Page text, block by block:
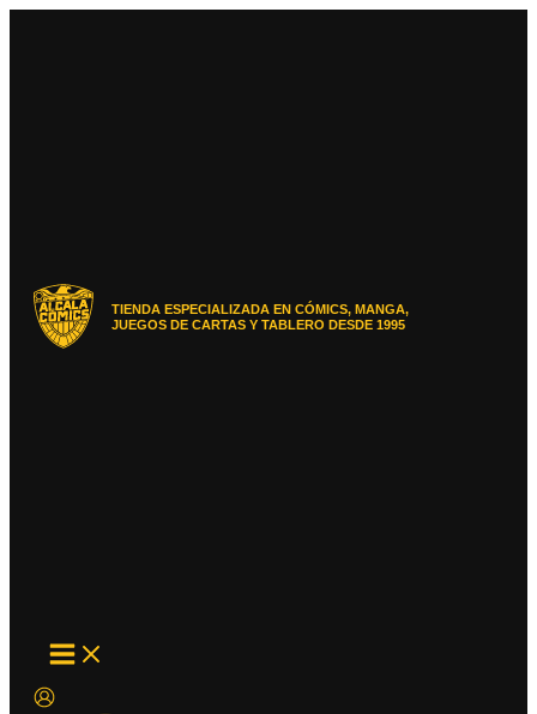
TIENDA ESPECIALIZADA EN CÓMICS, MANGA,
JUEGOS DE CARTAS Y TABLERO DESDE 1995
MAIN
MENU